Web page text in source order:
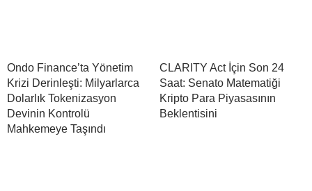
Ondo Finance’ta Yönetim
Krizi Derinleşti: Milyarlarca
Dolarlık Tokenizasyon
Devinin Kontrolü
Mahkemeye Taşındı
CLARITY Act İçin Son 24
Saat: Senato Matematiği
Kripto Para Piyasasının
Beklentisini